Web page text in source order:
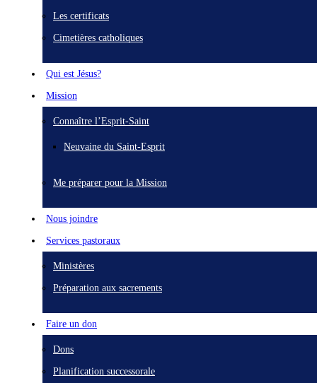
Les certificats
Cimetières catholiques
Qui est Jésus?
Mission
Connaître l’Esprit-Saint
Neuvaine du Saint-Esprit
Me préparer pour la Mission
Nous joindre
Services pastoraux
Ministères
Préparation aux sacrements
Faire un don
Dons
Planification successorale